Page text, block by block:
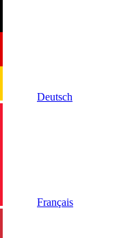
Deutsch
Français